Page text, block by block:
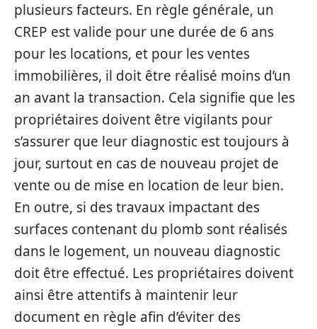
plusieurs facteurs. En règle générale, un
CREP est valide pour une durée de 6 ans
pour les locations, et pour les ventes
immobilières, il doit être réalisé moins d’un
an avant la transaction. Cela signifie que les
propriétaires doivent être vigilants pour
s’assurer que leur diagnostic est toujours à
jour, surtout en cas de nouveau projet de
vente ou de mise en location de leur bien.
En outre, si des travaux impactant des
surfaces contenant du plomb sont réalisés
dans le logement, un nouveau diagnostic
doit être effectué. Les propriétaires doivent
ainsi être attentifs à maintenir leur
document en règle afin d’éviter des